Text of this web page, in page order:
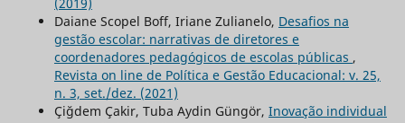
Daiane Scopel Boff, Iriane Zulianelo, Desafios na
gestão escolar: narrativas de diretores e
coordenadores pedagógicos de escolas públicas ,
Revista on line de Política e Gestão Educacional: v. 25,
n. 3, set./dez. (2021)
Çiğdem Çakir, Tuba Aydin Güngör, Inovação individual